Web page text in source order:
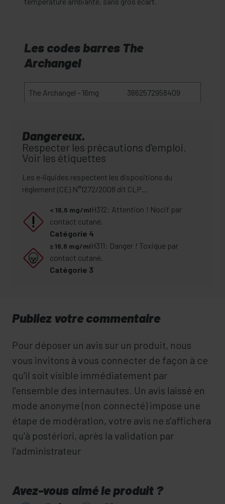
Les codes barres The
Archangel
The Archangel - 16mg 3662572958409
Dangereux.
Respecter les précautions d'emploi.
Voir les étiquettes
Les e-liquides respectent les dispositions du
règlement (CE) N°1272/2008 dit CLP...
< 16,6 mg/mlH312: Attention ! Nocif par
contact cutané.
Catégorie 4
≥ 16,6 mg/mlH311: Danger ! Toxique par
contact cutané.
Catégorie 3
Publiez votre commentaire
Pour déposer un avis sur un produit, nous
vous invitons à vous connecter de façon à ce
qu'il soit visible immédiatement par
l'ensemble des internautes. Un avis laissé en
mode anonyme (non connecté) impose une
étape de modération, votre avis ne s'affichera
qu'à postériori, après la validation par
l'administrateur
Avez-vous aimé le produit ?